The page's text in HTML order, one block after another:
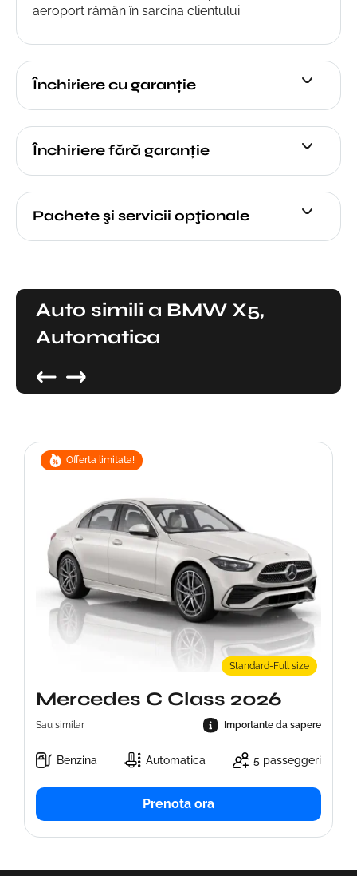
aeroport rămân în sarcina clientului.
Închiriere cu garanție
Închiriere fără garanție
Pachete şi servicii opţionale
Auto simili a BMW X5,
Automatica
Offerta limitata!
Standard-Full size
Mercedes C Class 2026
Sau similar Importante da sapere
Benzina Automatica 5 passeggeri
Prenota ora